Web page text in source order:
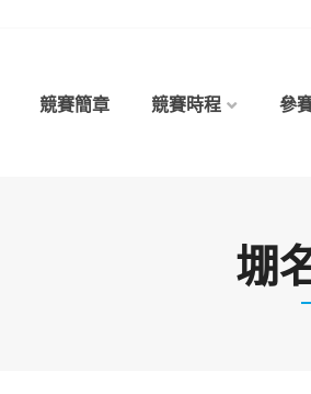
競賽簡章 競賽時程 參
堋